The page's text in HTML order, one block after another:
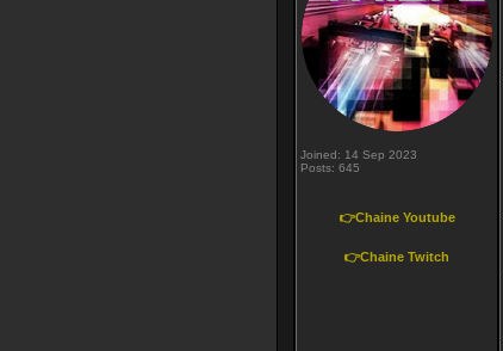
Joined: 14 Sep 2023
Posts: 645
👉Chaine Youtube
👉Chaine Twitch